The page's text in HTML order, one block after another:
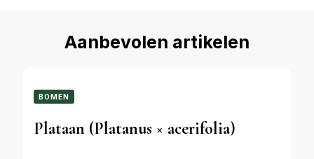
Aanbevolen artikelen
BOMEN
Plataan (Platanus × acerifolia)